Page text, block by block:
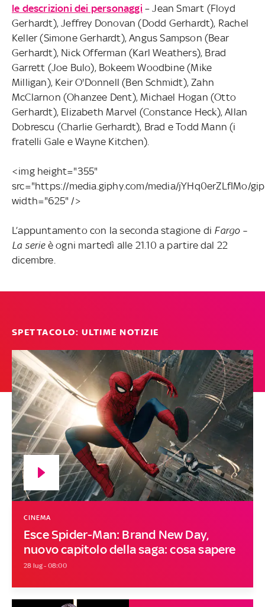
le descrizioni dei personaggi – Jean Smart (Floyd
Gerhardt), Jeffrey Donovan (Dodd Gerhardt), Rachel
Keller (Simone Gerhardt), Angus Sampson (Bear
Gerhardt), Nick Offerman (Karl Weathers), Brad
Garrett (Joe Bulo), Bokeem Woodbine (Mike
Milligan), Keir O'Donnell (Ben Schmidt), Zahn
McClarnon (Ohanzee Dent), Michael Hogan (Otto
Gerhardt), Elizabeth Marvel (Constance Heck), Allan
Dobrescu (Charlie Gerhardt), Brad e Todd Mann (i
fratelli Gale e Wayne Kitchen).
<img height="355"
src="https://media.giphy.com/media/jYHq0erZLfIMo/
width="625" />
L’appuntamento con la seconda stagione di Fargo –
La serieè ogni martedì alle 21.10 a partire dal 22
dicembre.
SPETTACOLO: ULTIME NOTIZIE
Esce Spider-Man: Brand New Day,
nuovo capitolo della saga: cosa sapere
CINEMA
28 lug - 08:00